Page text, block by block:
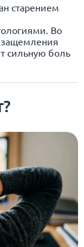
старением
Во
защемления
сильную боль